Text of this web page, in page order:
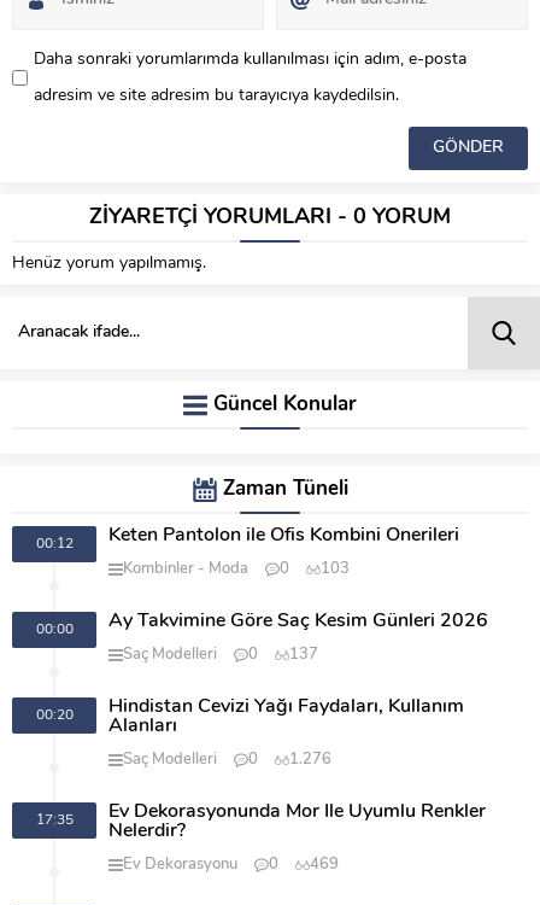
Daha sonraki yorumlarımda kullanılması için adım, e-posta
adresim ve site adresim bu tarayıcıya kaydedilsin.
ZİYARETÇİ YORUMLARI - 0 YORUM
Henüz yorum yapılmamış.
Güncel Konular
Zaman Tüneli
00:12 Keten Pantolon ile Ofis Kombini Önerileri
Kombinler Moda 0 103
00:00 Ay Takvimine Göre Saç Kesim Günleri 2026
Saç Modelleri 0 137
00:20
Hindistan Cevizi Yağı Faydaları, Kullanım
Alanları
Saç Modelleri 0 1.276
17:35
Ev Dekorasyonunda Mor İle Uyumlu Renkler
Nelerdir?
Ev Dekorasyonu 0 469